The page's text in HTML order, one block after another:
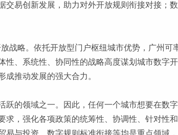
易创新发展，助力对外开放规则衔接对接；
战略。依托开放型门户枢纽城市优势，广州可
、系统性、协同性的战略高度谋划城市数字
推动发展的强大合力。
的领域之一。因此，任何一个城市想要在数
，强化各项政策的统筹性、协调性、针对性
与投资、数字规则标准衔接等均是重点领域